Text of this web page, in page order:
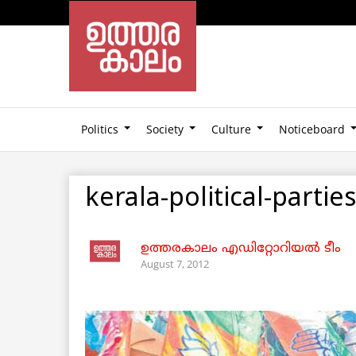
Politics Society Culture Noticeboard
kerala-political-
ഉത്തരകാലം എഡിറ്റോറിയല്‍ ടീം
August 7, 2012